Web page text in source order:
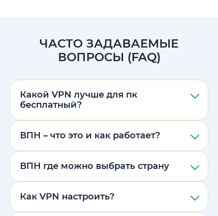
ЧАСТО ЗАДАВАЕМЫЕ
ВОПРОСЫ (FAQ)
Какой VPN лучше для пк
бесплатный?
ВПН – что это и как работает?
ВПН где можно выбрать страну
Как VPN настроить?